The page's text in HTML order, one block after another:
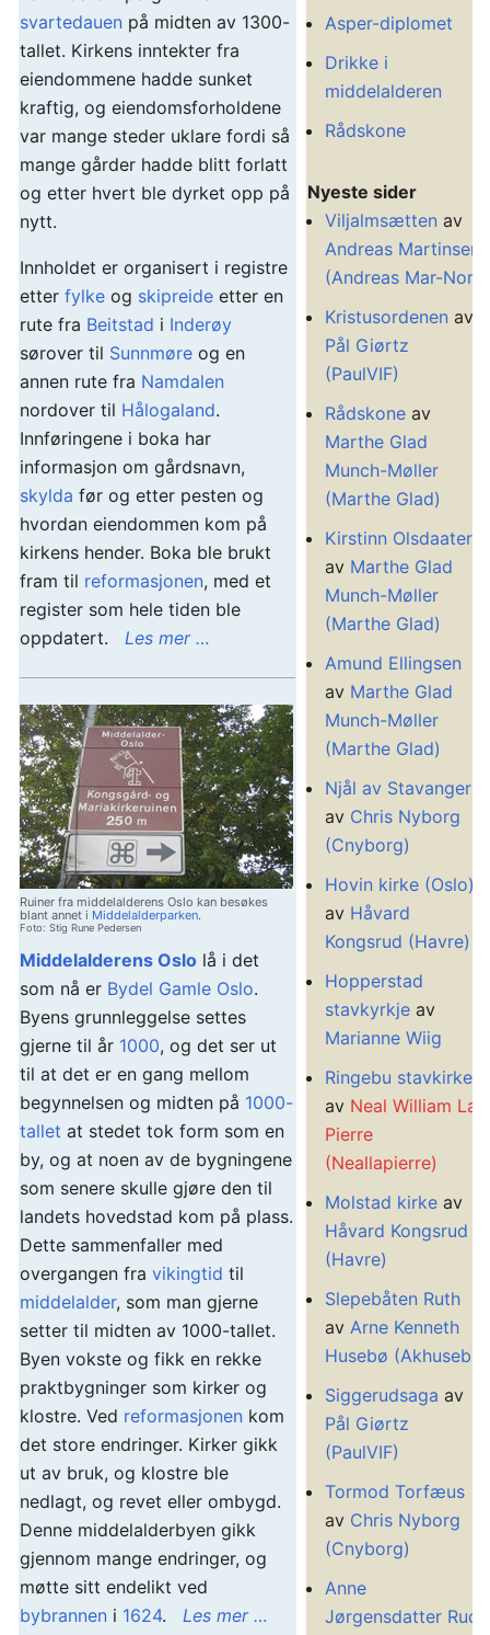
svartedauen på midten av 1300-
tallet. Kirkens inntekter fra
eiendommene hadde sunket
kraftig, og eiendomsforholdene
var mange steder uklare fordi så
mange gårder hadde blitt forlatt
og etter hvert ble dyrket opp på
nytt.
Innholdet er organisert i registre
etter fylke og skipreide etter en
rute fra Beitstad i Inderøy
sørover til Sunnmøre og en
annen rute fra Namdalen
nordover til Hålogaland.
Innføringene i boka har
informasjon om gårdsnavn,
skylda før og etter pesten og
hvordan eiendommen kom på
kirkens hender. Boka ble brukt
fram til reformasjonen, med et
register som hele tiden ble
oppdatert. Les mer …
Ruiner fra middelalderens Oslo kan besøkes
blant annet i Middelalderparken.
Foto: Stig Rune Pedersen
Middelalderens Oslo lå i det
som nå er Bydel Gamle Oslo.
Byens grunnleggelse settes
gjerne til år 1000, og det ser ut
til at det er en gang mellom
begynnelsen og midten på 1000-
tallet at stedet tok form som en
by, og at noen av de bygningene
som senere skulle gjøre den til
landets hovedstad kom på plass.
Dette sammenfaller med
overgangen fra vikingtid til
middelalder, som man gjerne
setter til midten av 1000-tallet.
Byen vokste og fikk en rekke
praktbygninger som kirker og
klostre. Ved reformasjonen kom
det store endringer. Kirker gikk
ut av bruk, og klostre ble
nedlagt, og revet eller ombygd.
Denne middelalderbyen gikk
gjennom mange endringer, og
møtte sitt endelikt ved
bybrannen i 1624. Les mer …
Asper-diplomet
Drikke i
middelalderen
Rådskone
Nyeste sider
Viljalmsætten av
Andreas Martinsen
(Andreas Mar-Nor)
Kristusordenen av
Pål Giørtz
(PaulVIF)
Rådskone av
Marthe Glad
Munch-Møller
(Marthe Glad)
Kirstinn Olsdaater
av Marthe Glad
Munch-Møller
(Marthe Glad)
Amund Ellingsen
av Marthe Glad
Munch-Møller
(Marthe Glad)
Njål av Stavanger
av Chris Nyborg
(Cnyborg)
Hovin kirke (Oslo)
av Håvard
Kongsrud (Havre)
Hopperstad
stavkyrkje av
Marianne Wiig
Ringebu stavkirke
av Neal William La
Pierre
(Neallapierre)
Molstad kirke av
Håvard Kongsrud
(Havre)
Slepebåten Ruth
av Arne Kenneth
Husebø (Akhuseb)
Siggerudsaga av
Pål Giørtz
(PaulVIF)
Tormod Torfæus
av Chris Nyborg
(Cnyborg)
Anne
Jørgensdatter Rud